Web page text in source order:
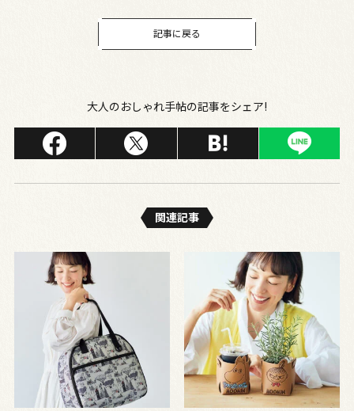
記事に戻る
大人のおしゃれ手帖の記事をシェア!
関連記事